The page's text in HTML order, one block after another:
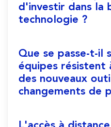
d'investir dans la
technologie ?
Que se passe-t-il
équipes résistent
des nouveaux
changements de